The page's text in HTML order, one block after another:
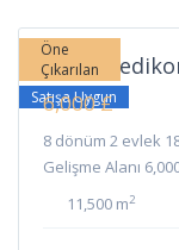
Öne
Çıkarılan
Satışa Uygun
İskele
6,000 £
8 dönüm 2 evlek
Gelişme Alanı
11,500 m2